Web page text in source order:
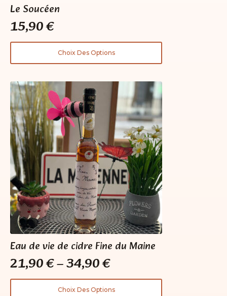
Le Soucéen
15,90€
Choix Des Options
Ce
plusieurs
variations.
Les
options
peuvent
être
choisies
sur
la
page
du
produit
Eau de vie de cidre Fine du Maine
21,90€–34,90€
Plage
de Choix Des Options
Ce